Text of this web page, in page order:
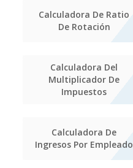
Calculadora De Ratio
De Rotación
Calculadora Del
Multiplicador De
Impuestos
Calculadora De
Ingresos Por Empleado